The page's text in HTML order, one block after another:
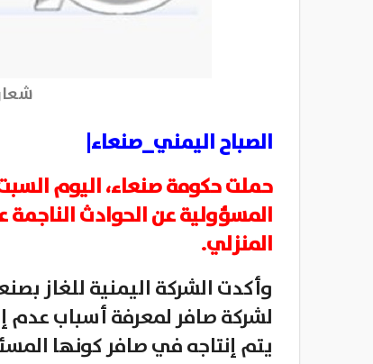
الصباح اليمني_صنعاء|
حملت حكومة صنعاء، اليوم
المسؤولية عن الحوادث الناجمة
المنزلي.
وأكدت الشركة اليمنية للغاز
لشركة صافر لمعرفة أسباب عدم
يتم إنتاجه في صافر كونها